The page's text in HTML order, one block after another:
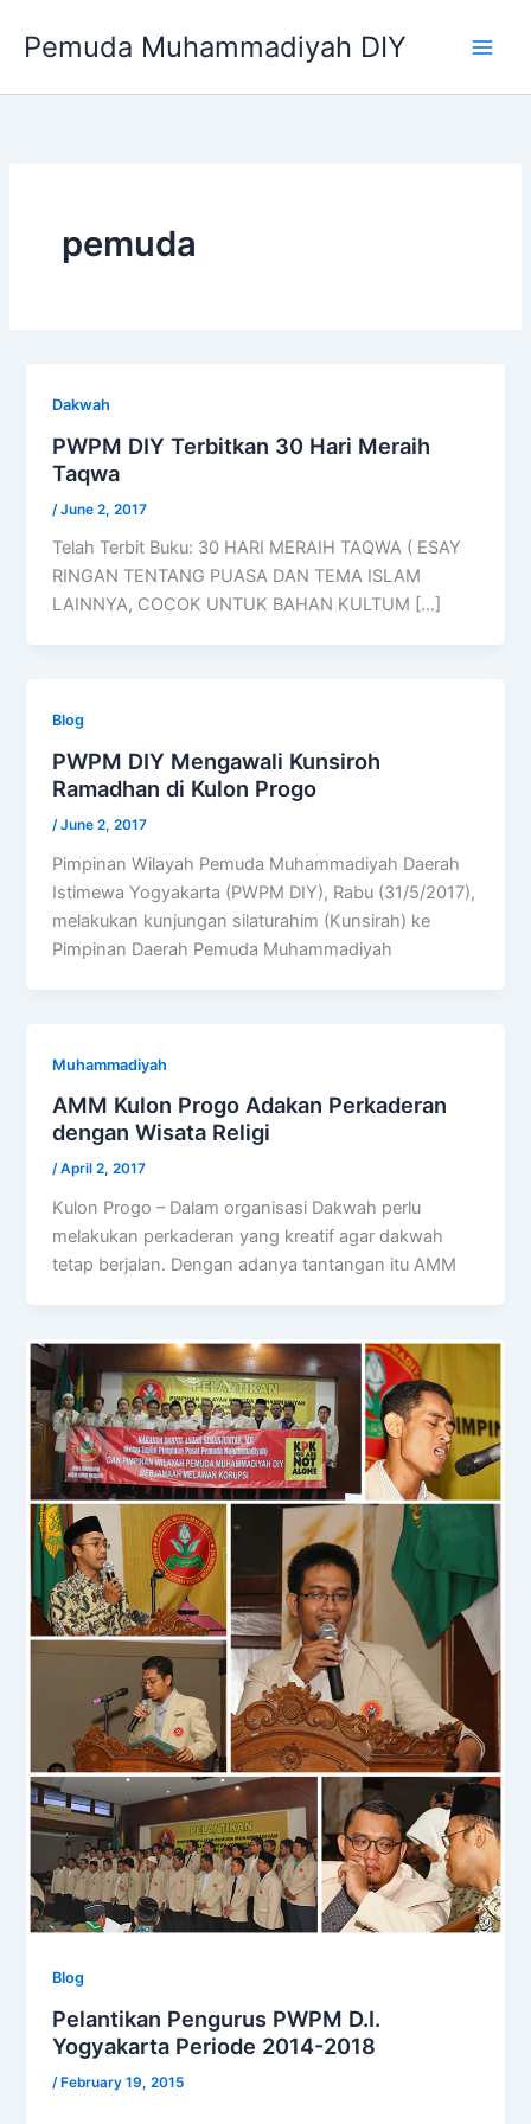
Pemuda Muhammadiyah DIY
pemuda
Dakwah
PWPM DIY Terbitkan 30 Hari Meraih
Taqwa
/June 2, 2017
Telah Terbit Buku: 30 HARI MERAIH TAQWA ( ESAY
RINGAN TENTANG PUASA DAN TEMA ISLAM
LAINNYA, COCOK UNTUK BAHAN KULTUM […]
Blog
PWPM DIY Mengawali Kunsiroh
Ramadhan di Kulon Progo
/June 2, 2017
Pimpinan Wilayah Pemuda Muhammadiyah Daerah
Istimewa Yogyakarta (PWPM DIY), Rabu (31/5/2017),
melakukan kunjungan silaturahim (Kunsirah) ke
Pimpinan Daerah Pemuda Muhammadiyah
Muhammadiyah
AMM Kulon Progo Adakan Perkaderan
dengan Wisata Religi
/April 2, 2017
Kulon Progo – Dalam organisasi Dakwah perlu
melakukan perkaderan yang kreatif agar dakwah
tetap berjalan. Dengan adanya tantangan itu AMM
Blog
Pelantikan Pengurus PWPM D.I.
Yogyakarta Periode 2014-2018
/February 19, 2015